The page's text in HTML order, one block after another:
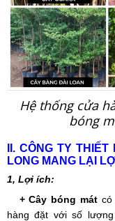
Hệ thống cửa
bóng
II. CÔNG TY
LONG MANG LẠI
1, Lợi ích:
+ Cây bóng mát có
hàng đặt với số